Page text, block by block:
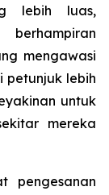
lebih luas,
mengawasi
petunjuk lebih
untuk
mereka
pengesanan